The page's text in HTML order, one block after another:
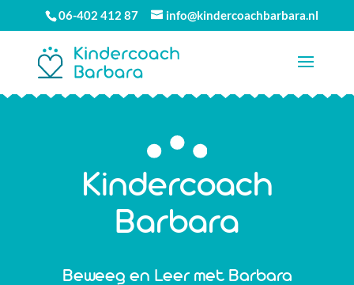
06-402 412 87 info@kindercoachbarbara.nl
Kindercoach
Barbara
Beweeg en Leer met Barbara